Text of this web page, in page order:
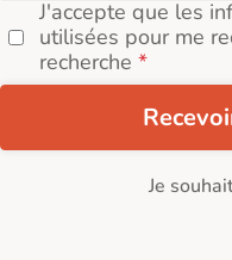
J'accepte que les
utilisées pour me
recherche
Je